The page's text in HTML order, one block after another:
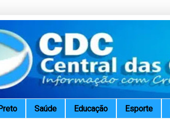
Saúde Educação Esporte